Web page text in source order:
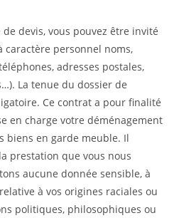
devis, vous pouvez être invité
caractère personnel noms,
adresses postales,
La tenue du dossier de
Ce contrat a pour finalité
en charge votre déménagement
biens en garde meuble. Il
prestation que vous nous
aucune donnée sensible, à
à vos origines raciales ou
politiques, philosophiques ou